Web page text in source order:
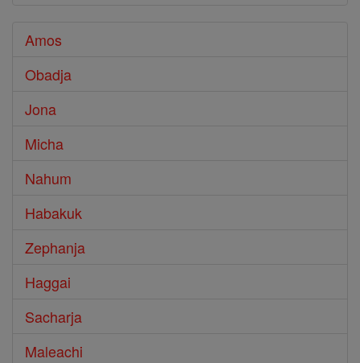
Amos
Obadja
Jona
Micha
Nahum
Habakuk
Zephanja
Haggai
Sacharja
Maleachi